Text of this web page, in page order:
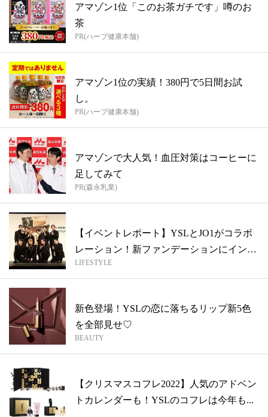
アマゾン1位「このお茶ガチです」噂のお
茶
PR(ハーブ健康本舗)
アマゾン1位の実績！380円で5日間お試
し。
PR(ハーブ健康本舗)
アマゾンで大人気！血圧対策はコーヒーに
足してみて
PR(森永乳業)
【イベントレポート】YSLとJO1がコラボ
レーション！新ファンデーションにイン
ス...
LIFESTYLE
新色登場！YSLの恋に落ちるリップ新5色
を全部見せ♡
BEAUTY
【クリスマスコフレ2022】人気のアドベン
トカレンダーも！YSLのコフレは今年も...